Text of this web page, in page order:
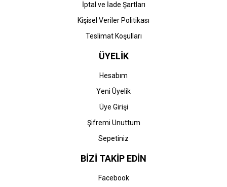
HP DeskJet 2721 All-in-
One Yazıcı (7FR54B) (HP
HP DeskJet 2722 All-in-
One Yazıcı (7FR53B) (HP
305-305XL)
0,00 TL
STOK BİLGİSİNİ SORUNUZ
HP DeskJet 2723 All-in-
One Yazıcı (7FR55B) (HP
HP
HP DeskJet 2724 All-in-
One Yazıcı (7FR50B) (HP
İptal ve İade Şartları
Kişisel Veriler Politikası
Teslimat Koşulları
ÜYELİK
Hesabım
Yeni Üyelik
Üye Girişi
Şifremi Unuttum
Sepetiniz
BİZİ TAKİP EDİN
Facebook